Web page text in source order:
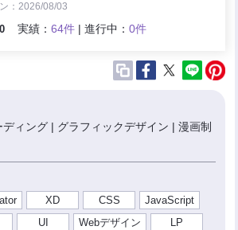
：2026/08/03
0 実績：64件 | 進行中：0件
ィング | グラフィックデザイン | 漫画制
XD CSS
JavaScript
UI Webデザイン
LP